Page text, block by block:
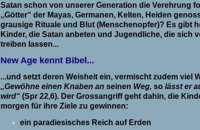
Satan schon von unserer Generation die Verehrung
,,Götter“ der Mayas, Germanen, Kelten, Heiden
grausige Rituale und Blut (Menschenopfer)? Es gibt
Kinder, die Satan anbeten und Jugendliche, die sich
treiben lassen...
New Age kennt Bibel...
...und setzt deren Weisheit ein, vermischt zudem viel
,,Gewöhne einen Knaben an seinen Weg, so lässt er
wird“ (Spr 22,6). Der Grossangriff geht dahin, die
morgen für ihre Ziele zu gewinnen:
ein paradiesisches Reich auf Erden